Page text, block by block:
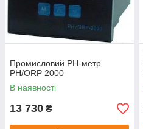
Промисловий PH-метр
PH/ORP 2000
В наявності
13 730 ₴